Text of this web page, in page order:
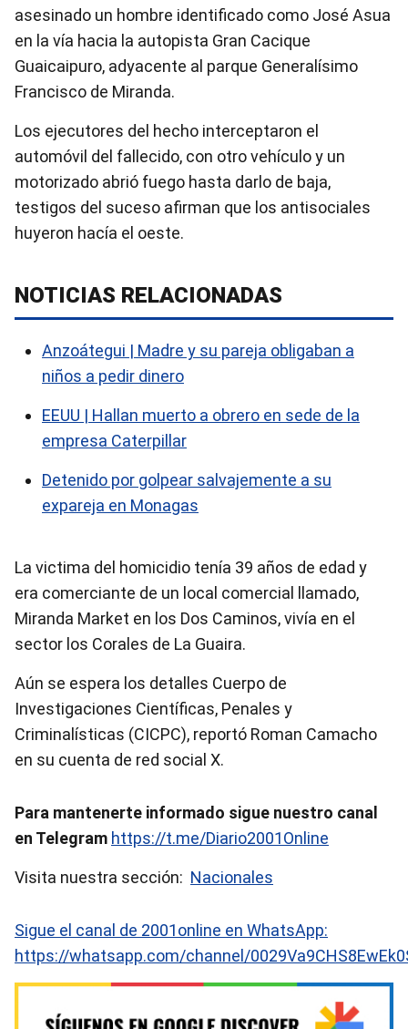
asesinado un hombre identificado como José Asua
en la vía hacia la autopista Gran Cacique
Guaicaipuro, adyacente al parque Generalísimo
Francisco de Miranda.
Los ejecutores del hecho interceptaron el
automóvil del fallecido, con otro vehículo y un
motorizado abrió fuego hasta darlo de baja,
testigos del suceso afirman que los antisociales
huyeron hacía el oeste.
NOTICIAS RELACIONADAS
Anzoátegui | Madre y su pareja obligaban a
niños a pedir dinero
EEUU | Hallan muerto a obrero en sede de la
empresa Caterpillar
Detenido por golpear salvajemente a su
expareja en Monagas
La victima del homicidio tenía 39 años de edad y
era comerciante de un local comercial llamado,
Miranda Market en los Dos Caminos, vivía en el
sector los Corales de La Guaira.
Aún se espera los detalles Cuerpo de
Investigaciones Científicas, Penales y
Criminalísticas (CICPC), reportó Roman Camacho
en su cuenta de red social X.
Para mantenerte informado sigue nuestro canal
en Telegram https://t.me/Diario2001Online
Visita nuestra sección: Nacionales
Sigue el canal de 2001online en WhatsApp:
https://whatsapp.com/channel/